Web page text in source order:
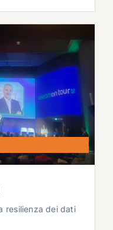
resilienza dei dati